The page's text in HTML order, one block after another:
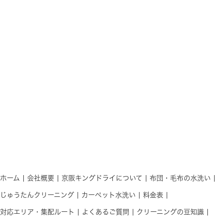
ホーム 会社概要 京阪キングドライについて 布団・毛布の水洗い
じゅうたんクリーニング カーペット水洗い 料金表
対応エリア・集配ルート よくあるご質問 クリーニングの豆知識